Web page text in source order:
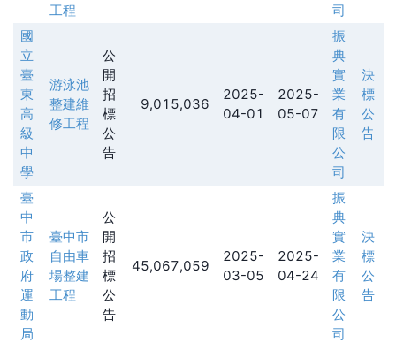
工程
司
國
立
臺
東
高
級
中
學
游泳池
整建維
修工程
公
開
招
標
公
告
9,015,036
2025-
04-01
2025-
05-07
振
典
實
業
有
限
公
司
決
標
公
告
臺
中
市
政
府
運
動
局
臺中市
自由車
場整建
工程
公
開
招
標
公
告
45,067,059
2025-
03-05
2025-
04-24
振
典
實
業
有
限
公
司
決
標
公
告